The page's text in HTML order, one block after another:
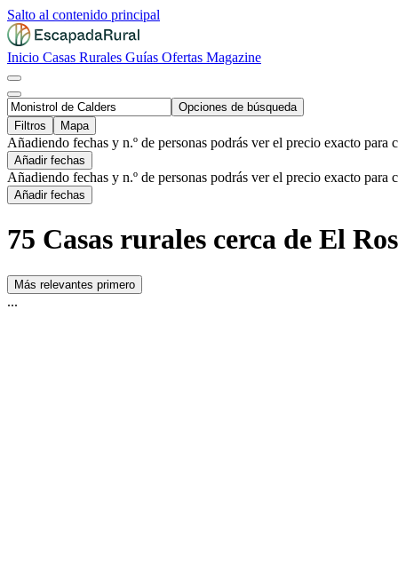
Salto al contenido principal
Inicio Casas Rurales Guías Ofertas Magazine
Opciones de búsqueda
Filtros
Mapa
Añadiendo fechas y n.º de personas podrás ver el precio exacto para
Añadir fechas
Añadiendo fechas y n.º de personas podrás ver el precio exacto para
Añadir fechas
75 Casas rurales cerca de El
Más relevantes primero
...